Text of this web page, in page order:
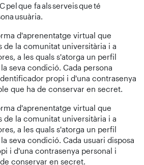
pel que fa als serveis que té
usuària.
d'aprenentatge virtual que
de la comunitat universitària i a
a les quals s'atorga un perfil
seva condició. Cada persona
propi i d'una contrasenya
que ha de conservar en secret.
d'aprenentatge virtual que
de la comunitat universitària i a
a les quals s'atorga un perfil
seva condició. Cada usuari disposa
i d'una contrasenya personal i
conservar en secret.